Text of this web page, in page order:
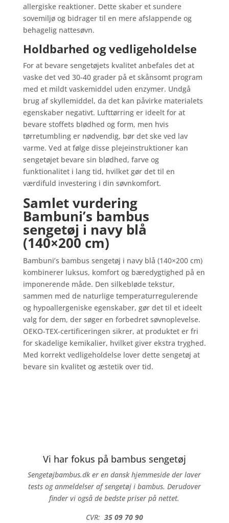
allergiske reaktioner. Dette skaber et sundere
sovemiljø og bidrager til en mere afslappende og
behagelig nattesøvn.
Holdbarhed og vedligeholdelse
For at bevare sengetøjets kvalitet anbefales det at
vaske det ved 30-40 grader på et skånsomt program
med et mildt vaskemiddel uden enzymer. Undgå
brug af skyllemiddel, da det kan påvirke materialets
egenskaber negativt. Lufttørring er ideelt for at
bevare stoffets blødhed og form, men hvis
tørretumbling er nødvendig, bør det ske ved lav
varme. Ved at følge disse plejeinstruktioner kan
sengetøjet bevare sin blødhed, farve og
funktionalitet i lang tid, hvilket gør det til en
værdifuld investering i din søvnkomfort.
Samlet vurdering
Bambuni’s bambus
sengetøj i navy blå
(140×200 cm)
Bambuni’s bambus sengetøj i navy blå (140×200 cm)
kombinerer luksus, komfort og bæredygtighed på en
imponerende måde. Den silkebløde tekstur,
sammen med de naturlige temperaturregulerende
og hypoallergeniske egenskaber, gør det til et ideelt
valg for dem, der søger en forbedret søvnoplevelse.
OEKO-TEX-certificeringen sikrer, at produktet er fri
for skadelige kemikalier, hvilket giver ekstra tryghed.
Med korrekt vedligeholdelse lover dette sengetøj at
bevare sin kvalitet og æstetik over tid.
Vi har fokus på bambus sengetøj
Sengetøjbambus.dk er en dansk hjemmeside der laver
tests og anmeldelser af sengetøj i bambus. Derudover
finder vi også de bedste priser på nettet.
CVR: 35 09 70 90